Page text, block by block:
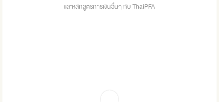
และหลักสูตรการเงินอื่นๆ กับ ThaiPFA